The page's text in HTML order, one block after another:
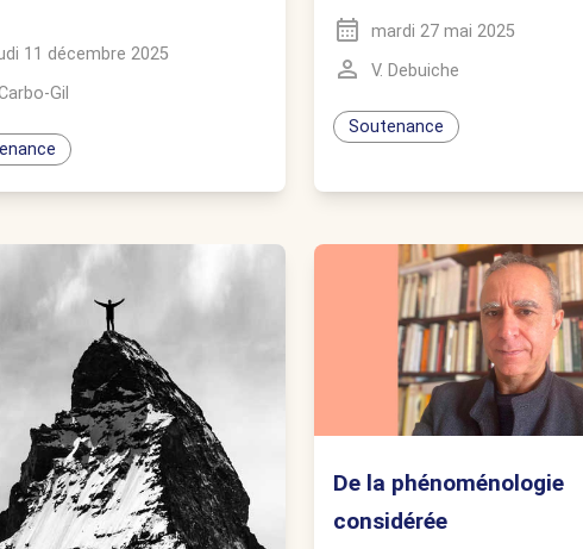
11 décembre 2025
Gil
mardi 27 mai 2025
V. Debuiche
Soutenance
De la phénoménologie
considérée